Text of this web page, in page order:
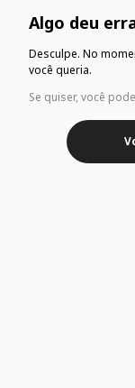
Algo deu
Desculpe. No
você queria.
Se quiser, você